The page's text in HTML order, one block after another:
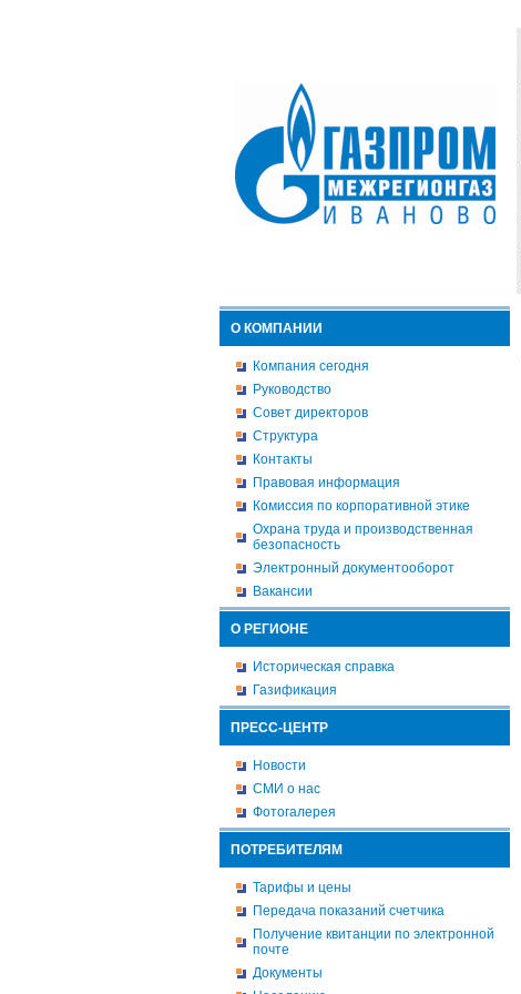
О КОМПАНИИ
Компания сегодня
Руководство
Совет директоров
Структура
Контакты
Правовая информация
Комиссия по корпоративной этике
Охрана труда и производственная
безопасность
Электронный документооборот
Вакансии
О РЕГИОНЕ
Историческая справка
Газификация
ПРЕСС-ЦЕНТР
Новости
СМИ о нас
Фотогалерея
ПОТРЕБИТЕЛЯМ
Тарифы и цены
Передача показаний счетчика
Получение квитанции по электронной
почте
Документы